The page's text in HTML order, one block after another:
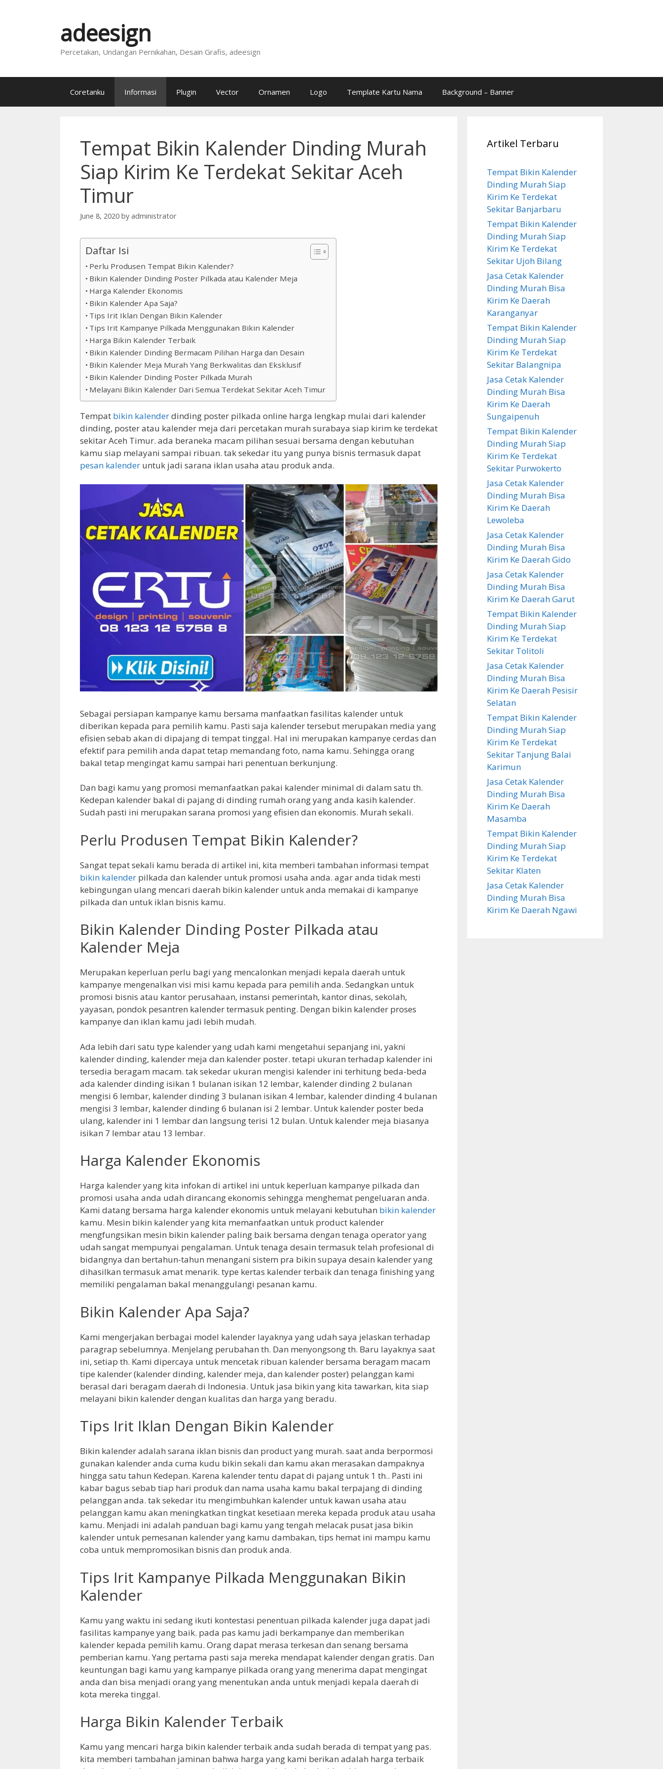
adeesign
Percetakan, Undangan Pernikahan, Desain Grafis, adeesign
Coretanku Informasi Plugin Vector Ornamen Logo Template Kartu Nama Background – Banner
Tempat Bikin Kalender Dinding Murah
Siap Kirim Ke Terdekat Sekitar Aceh
Timur
June 8, 2020 by administrator
Daftar Isi
Perlu Produsen Tempat Bikin Kalender?
Bikin Kalender Dinding Poster Pilkada atau Kalender Meja
Harga Kalender Ekonomis
Bikin Kalender Apa Saja?
Tips Irit Iklan Dengan Bikin Kalender
Tips Irit Kampanye Pilkada Menggunakan Bikin Kalender
Harga Bikin Kalender Terbaik
Bikin Kalender Dinding Bermacam Pilihan Harga dan Desain
Bikin Kalender Meja Murah Yang Berkwalitas dan Eksklusif
Bikin Kalender Dinding Poster Pilkada Murah
Melayani Bikin Kalender Dari Semua Terdekat Sekitar Aceh Timur
Tempat bikin kalenderdinding poster pilkada online harga lengkap mulai dari kalender
dinding, poster atau kalender meja dari percetakan murah surabaya siap kirim ke terdekat
sekitar Aceh Timur. ada beraneka macam pilihan sesuai bersama dengan kebutuhan
kamu siap melayani sampai ribuan. tak sekedar itu yang punya bisnis termasuk dapat
pesan kalender untuk jadi sarana iklan usaha atau produk anda.
Sebagai persiapan kampanye kamu bersama manfaatkan fasilitas kalender untuk
diberikan kepada para pemilih kamu. Pasti saja kalender tersebut merupakan media yang
efisien sebab akan di dipajang di tempat tinggal. Hal ini merupakan kampanye cerdas dan
efektif para pemilih anda dapat tetap memandang foto, nama kamu. Sehingga orang
bakal tetap mengingat kamu sampai hari penentuan berkunjung.
Dan bagi kamu yang promosi memanfaatkan pakai kalender minimal di dalam satu th.
Kedepan kalender bakal di pajang di dinding rumah orang yang anda kasih kalender.
Sudah pasti ini merupakan sarana promosi yang efisien dan ekonomis. Murah sekali.
Perlu Produsen Tempat Bikin Kalender?
Sangat tepat sekali kamu berada di artikel ini, kita memberi tambahan informasi tempat
bikin kalender pilkada dan kalender untuk promosi usaha anda. agar anda tidak mesti
kebingungan ulang mencari daerah bikin kalender untuk anda memakai di kampanye
pilkada dan untuk iklan bisnis kamu.
Bikin Kalender Dinding Poster Pilkada atau
Kalender Meja
Merupakan keperluan perlu bagi yang mencalonkan menjadi kepala daerah untuk
kampanye mengenalkan visi misi kamu kepada para pemilih anda. Sedangkan untuk
promosi bisnis atau kantor perusahaan, instansi pemerintah, kantor dinas, sekolah,
yayasan, pondok pesantren kalender termasuk penting. Dengan bikin kalender proses
kampanye dan iklan kamu jadi lebih mudah.
Ada lebih dari satu type kalender yang udah kami mengetahui sepanjang ini, yakni
kalender dinding, kalender meja dan kalender poster. tetapi ukuran terhadap kalender ini
tersedia beragam macam. tak sekedar ukuran mengisi kalender ini terhitung beda-beda
ada kalender dinding isikan 1 bulanan isikan 12 lembar, kalender dinding 2 bulanan
mengisi 6 lembar, kalender dinding 3 bulanan isikan 4 lembar, kalender dinding 4 bulanan
mengisi 3 lembar, kalender dinding 6 bulanan isi 2 lembar. Untuk kalender poster beda
ulang, kalender ini 1 lembar dan langsung terisi 12 bulan. Untuk kalender meja biasanya
isikan 7 lembar atau 13 lembar.
Harga Kalender Ekonomis
Harga kalender yang kita infokan di artikel ini untuk keperluan kampanye pilkada dan
promosi usaha anda udah dirancang ekonomis sehingga menghemat pengeluaran anda.
Kami datang bersama harga kalender ekonomis untuk melayani kebutuhan bikin kalender
kamu. Mesin bikin kalender yang kita memanfaatkan untuk product kalender
mengfungsikan mesin bikin kalender paling baik bersama dengan tenaga operator yang
udah sangat mempunyai pengalaman. Untuk tenaga desain termasuk telah profesional di
bidangnya dan bertahun-tahun menangani sistem pra bikin supaya desain kalender yang
dihasilkan termasuk amat menarik. type kertas kalender terbaik dan tenaga finishing yang
memiliki pengalaman bakal menanggulangi pesanan kamu.
Bikin Kalender Apa Saja?
Kami mengerjakan berbagai model kalender layaknya yang udah saya jelaskan terhadap
paragrap sebelumnya. Menjelang perubahan th. Dan menyongsong th. Baru layaknya saat
ini, setiap th. Kami dipercaya untuk mencetak ribuan kalender bersama beragam macam
tipe kalender (kalender dinding, kalender meja, dan kalender poster) pelanggan kami
berasal dari beragam daerah di Indonesia. Untuk jasa bikin yang kita tawarkan, kita siap
melayani bikin kalender dengan kualitas dan harga yang beradu.
Tips Irit Iklan Dengan Bikin Kalender
Bikin kalender adalah sarana iklan bisnis dan product yang murah. saat anda berpormosi
gunakan kalender anda cuma kudu bikin sekali dan kamu akan merasakan dampaknya
hingga satu tahun Kedepan. Karena kalender tentu dapat di pajang untuk 1 th.. Pasti ini
kabar bagus sebab tiap hari produk dan nama usaha kamu bakal terpajang di dinding
pelanggan anda. tak sekedar itu mengimbuhkan kalender untuk kawan usaha atau
pelanggan kamu akan meningkatkan tingkat kesetiaan mereka kepada produk atau usaha
kamu. Menjadi ini adalah panduan bagi kamu yang tengah melacak pusat jasa bikin
kalender untuk pemesanan kalender yang kamu dambakan, tips hemat ini mampu kamu
coba untuk mempromosikan bisnis dan produk anda.
Tips Irit Kampanye Pilkada Menggunakan Bikin
Kalender
Kamu yang waktu ini sedang ikuti kontestasi penentuan pilkada kalender juga dapat jadi
fasilitas kampanye yang baik. pada pas kamu jadi berkampanye dan memberikan
kalender kepada pemilih kamu. Orang dapat merasa terkesan dan senang bersama
pemberian kamu. Yang pertama pasti saja mereka mendapat kalender dengan gratis. Dan
keuntungan bagi kamu yang kampanye pilkada orang yang menerima dapat mengingat
anda dan bisa menjadi orang yang menentukan anda untuk menjadi kepala daerah di
kota mereka tinggal.
Harga Bikin Kalender Terbaik
Kamu yang mencari harga bikin kalender terbaik anda sudah berada di tempat yang pas.
kita memberi tambahan jaminan bahwa harga yang kami berikan adalah harga terbaik
Artikel Terbaru
Tempat Bikin Kalender
Dinding Murah Siap
Kirim Ke Terdekat
Sekitar Banjarbaru
Tempat Bikin Kalender
Dinding Murah Siap
Kirim Ke Terdekat
Sekitar Ujoh Bilang
Jasa Cetak Kalender
Dinding Murah Bisa
Kirim Ke Daerah
Karanganyar
Tempat Bikin Kalender
Dinding Murah Siap
Kirim Ke Terdekat
Sekitar Balangnipa
Jasa Cetak Kalender
Dinding Murah Bisa
Kirim Ke Daerah
Sungaipenuh
Tempat Bikin Kalender
Dinding Murah Siap
Kirim Ke Terdekat
Sekitar Purwokerto
Jasa Cetak Kalender
Dinding Murah Bisa
Kirim Ke Daerah
Lewoleba
Jasa Cetak Kalender
Dinding Murah Bisa
Kirim Ke Daerah Gido
Jasa Cetak Kalender
Dinding Murah Bisa
Kirim Ke Daerah Garut
Tempat Bikin Kalender
Dinding Murah Siap
Kirim Ke Terdekat
Sekitar Tolitoli
Jasa Cetak Kalender
Dinding Murah Bisa
Kirim Ke Daerah Pesisir
Selatan
Tempat Bikin Kalender
Dinding Murah Siap
Kirim Ke Terdekat
Sekitar Tanjung Balai
Karimun
Jasa Cetak Kalender
Dinding Murah Bisa
Kirim Ke Daerah
Masamba
Tempat Bikin Kalender
Dinding Murah Siap
Kirim Ke Terdekat
Sekitar Klaten
Jasa Cetak Kalender
Dinding Murah Bisa
Kirim Ke Daerah Ngawi